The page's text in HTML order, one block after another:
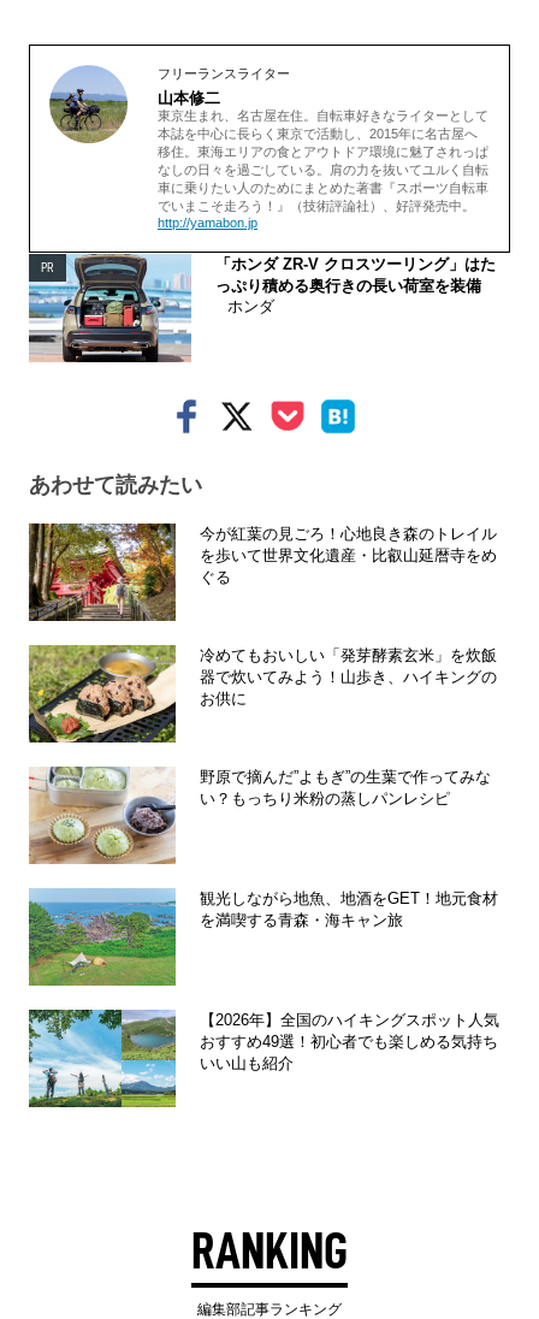
フリーランスライター
山本修二
東京生まれ、名古屋在住。自転車好きなライターとして
本誌を中心に長らく東京で活動し、2015年に名古屋へ
移住。東海エリアの食とアウトドア環境に魅了されっぱ
なしの日々を過ごしている。肩の力を抜いてユルく自転
車に乗りたい人のためにまとめた著書『スポーツ自転車
でいまこそ走ろう！』（技術評論社）、好評発売中。
http://yamabon.jp
PR
「ホンダ ZR-V クロスツーリング」はた
っぷり積める奥行きの長い荷室を装備
ホンダ
あわせて読みたい
今が紅葉の見ごろ！心地良き森のトレイル
を歩いて世界文化遺産・比叡山延暦寺をめ
ぐる
冷めてもおいしい「発芽酵素玄米」を炊飯
器で炊いてみよう！山歩き、ハイキングの
お供に
野原で摘んだ”よもぎ”の生葉で作ってみな
い？もっちり米粉の蒸しパンレシピ
観光しながら地魚、地酒をGET！地元食材
を満喫する青森・海キャン旅
【2026年】全国のハイキングスポット人気
おすすめ49選！初心者でも楽しめる気持ち
いい山も紹介
RANKING
編集部記事ランキング